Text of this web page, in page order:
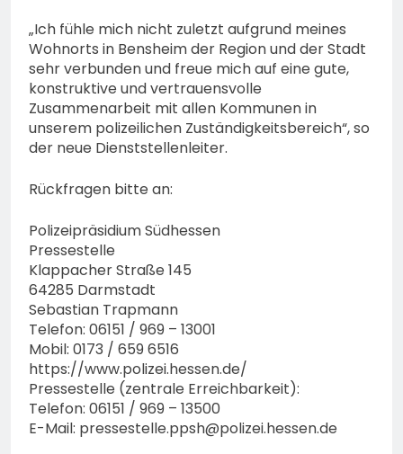
„Ich fühle mich nicht zuletzt aufgrund meines
Wohnorts in Bensheim der Region und der Stadt
sehr verbunden und freue mich auf eine gute,
konstruktive und vertrauensvolle
Zusammenarbeit mit allen Kommunen in
unserem polizeilichen Zuständigkeitsbereich“, so
der neue Dienststellenleiter.
Rückfragen bitte an:
Polizeipräsidium Südhessen
Pressestelle
Klappacher Straße 145
64285 Darmstadt
Sebastian Trapmann
Telefon: 06151 / 969 – 13001
Mobil: 0173 / 659 6516
https://www.polizei.hessen.de/
Pressestelle (zentrale Erreichbarkeit):
Telefon: 06151 / 969 – 13500
E-Mail: pressestelle.ppsh@polizei.hessen.de